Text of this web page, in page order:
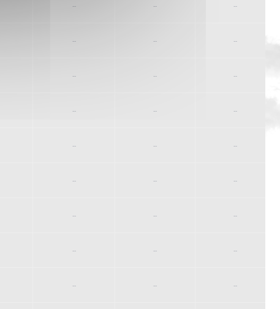
-- -- --
-- -- --
-- -- --
-- -- --
-- -- --
-- -- --
-- -- --
-- -- --
-- -- --